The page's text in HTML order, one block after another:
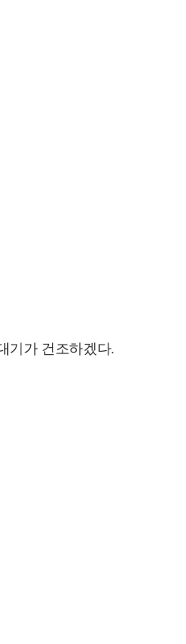
기가 건조하겠다.